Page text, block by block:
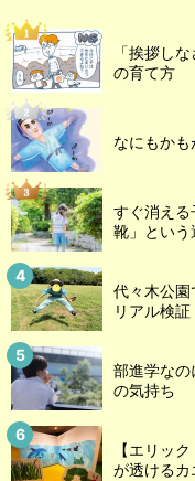
「挨拶し
の育て方
なにもか
すぐ消える
靴」という
代々木公園
リアル検証
部進学な
の気持ち
【エリッ
が透けるカ